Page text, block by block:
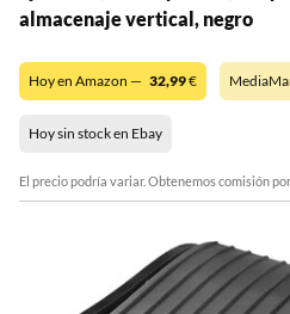
almacenaje vertical, negro
Hoy en Amazon — 32,99€
Hoy sin stock en Ebay
El precio podría variar. Obtenemos comisión